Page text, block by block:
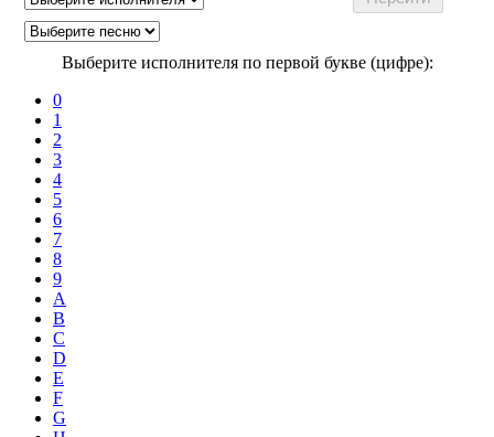
Выберите исполнителя по первой букве (цифре):
0
1
2
3
4
5
6
7
8
9
A
B
C
D
E
F
G